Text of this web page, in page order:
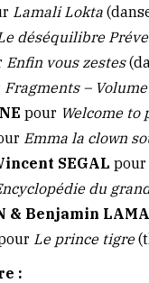
Lamali Lokta
déséquilibre
Enfin vous zestes
Fragments –
pour Welcome to
Emma la clown
SEGAL pour
du
& Benjamin
Le prince tigre
: